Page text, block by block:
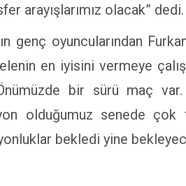
arayışlarımız olacak” dedi.
genç oyuncularından
en iyisini vermeye
bir sürü maç
olduğumuz senede çok
bekledi yine
Zorlu Psm’de